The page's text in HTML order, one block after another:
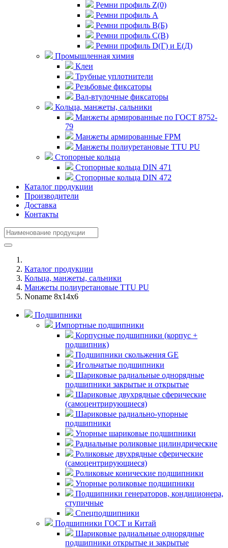
Ремни профиль Z(0)
Ремни профиль А
Ремни профиль В(Б)
Ремни профиль С(В)
Ремни профиль D(Г) и E(Д)
Промышленная химия
Клеи
Трубные уплотнители
Резьбовые фиксаторы
Вал-втулочные фиксаторы
Кольца, манжеты, сальники
Манжеты армированные по ГОСТ 8752-
79
Манжеты армированные FPM
Манжеты полиуретановые TTU PU
Стопорные кольца
Стопорные кольца DIN 471
Стопорные кольца DIN 472
Каталог продукции
Производители
Доставка
Контакты
Каталог продукции
Кольца, манжеты, сальники
Манжеты полиуретановые TTU PU
Noname 8x14x6
Подшипники
Импортные подшипники
Корпусные подшипники (корпус +
подшипник)
Подшипники скольжения GE
Игольчатые подшипники
Шариковые радиальные однорядные
подшипники закрытые и открытые
Шариковые двухрядные сферические
(самоцентрирующиеся)
Шариковые радиально-упорные
подшипники
Упорные шариковые подшипники
Радиальные роликовые цилиндрические
Роликовые двухрядные сферические
(самоцентрирующиеся)
Роликовые конические подшипники
Упорные роликовые подшипники
Подшипники генераторов, кондиционера,
ступичные
Спецподшипники
Подшипники ГОСТ и Китай
Шариковые радиальные однорядные
подшипники открытые и закрытые